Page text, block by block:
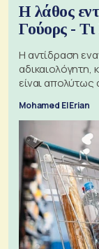
Η λάθος
Γούορς - Τι
Η αντίδραση
είναι απολύτως
Mohamed El Erian